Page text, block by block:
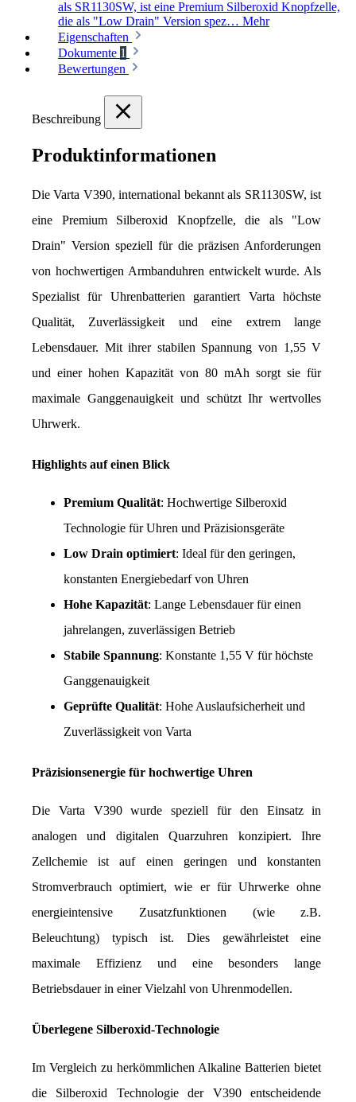
als SR1130SW, ist eine Premium Silberoxid Knopfzelle,
die als "Low Drain" Version spez… Mehr
Eigenschaften
Dokumente 1
Bewertungen
Beschreibung
Produktinformationen
Die Varta V390, international bekannt als SR1130SW, ist
eine Premium Silberoxid Knopfzelle, die als "Low
Drain" Version speziell für die präzisen Anforderungen
von hochwertigen Armbanduhren entwickelt wurde. Als
Spezialist für Uhrenbatterien garantiert Varta höchste
Qualität, Zuverlässigkeit und eine extrem lange
Lebensdauer. Mit ihrer stabilen Spannung von 1,55 V
und einer hohen Kapazität von 80 mAh sorgt sie für
maximale Ganggenauigkeit und schützt Ihr wertvolles
Uhrwerk.
Highlights auf einen Blick
Premium Qualität: Hochwertige Silberoxid
Technologie für Uhren und Präzisionsgeräte
Low Drain optimiert: Ideal für den geringen,
konstanten Energiebedarf von Uhren
Hohe Kapazität: Lange Lebensdauer für einen
jahrelangen, zuverlässigen Betrieb
Stabile Spannung: Konstante 1,55 V für höchste
Ganggenauigkeit
Geprüfte Qualität: Hohe Auslaufsicherheit und
Zuverlässigkeit von Varta
Präzisionsenergie für hochwertige Uhren
Die Varta V390 wurde speziell für den Einsatz in
analogen und digitalen Quarzuhren konzipiert. Ihre
Zellchemie ist auf einen geringen und konstanten
Stromverbrauch optimiert, wie er für Uhrwerke ohne
energieintensive Zusatzfunktionen (wie z.B.
Beleuchtung) typisch ist. Dies gewährleistet eine
maximale Effizienz und eine besonders lange
Betriebsdauer in einer Vielzahl von Uhrenmodellen.
Überlegene Silberoxid-Technologie
Im Vergleich zu herkömmlichen Alkaline Batterien bietet
die Silberoxid Technologie der V390 entscheidende